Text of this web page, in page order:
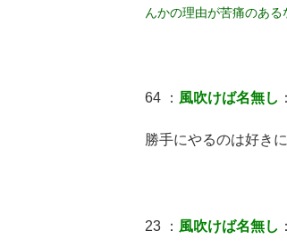
んかの理由が苦痛のある
64 ： 風吹けば名無し
勝手にやるのは好き
23 ： 風吹けば名無し